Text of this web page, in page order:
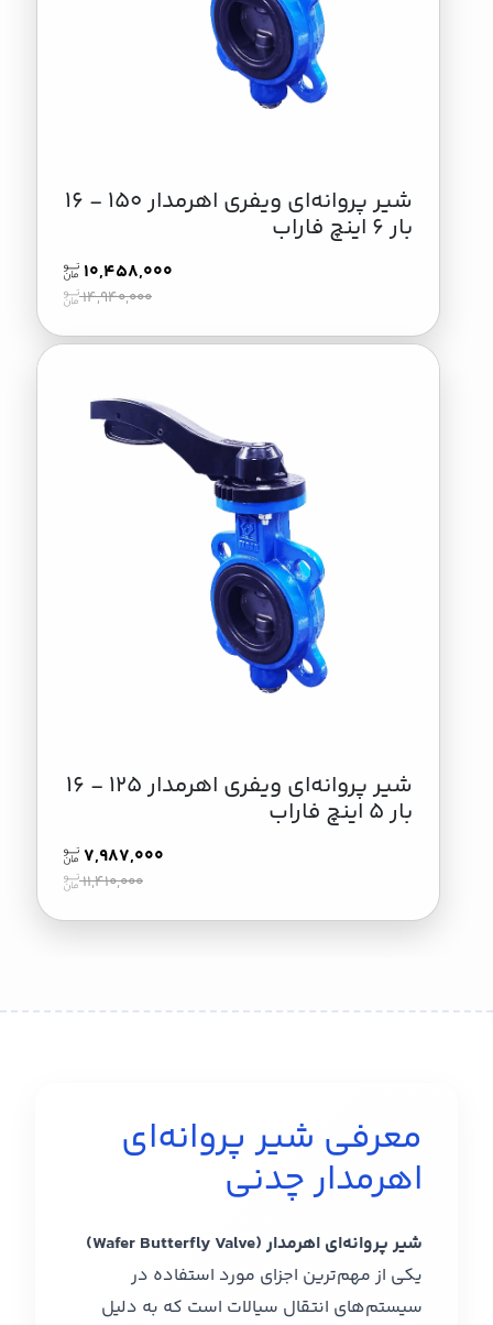
شير پروانه‌ای ویفری اهرمدار 150 - 16
بار 6 اینچ فاراب
10,458,000
14,940,000
شير پروانه‌ای ویفری اهرمدار 125 - 16
بار 5 اینچ فاراب
7,987,000
11,410,000
معرفی شیر پروانه‌ای
اهرمدار چدنی
شیر پروانه‌ای اهرمدار (Wafer Butterfly Valve)
یکی از مهم‌ترین اجزای مورد استفاده در
سیستم‌های انتقال سیالات است که به دلیل